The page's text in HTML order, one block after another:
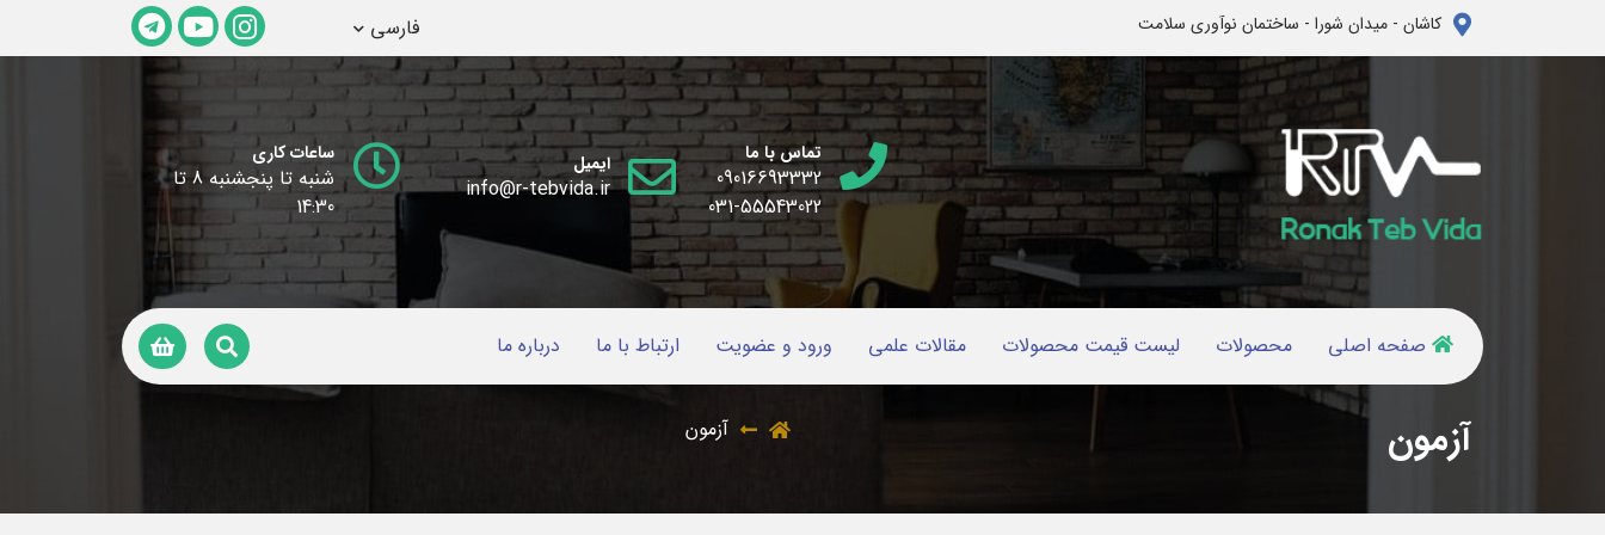
کاشان - میدان شورا - ساختمان نوآوری سلامت فارسی
تماس با ما
09016693332
031-55543022
ایمیل
info@r-tebvida.ir
ساعات کاری
شنبه تا پنجشنبه 8 تا
14:30
صفحه اصلی محصولات لیست قیمت محصولات مقالات علمی ورود و عضویت ارتباط با ما درباره ما
آزمون آزمون